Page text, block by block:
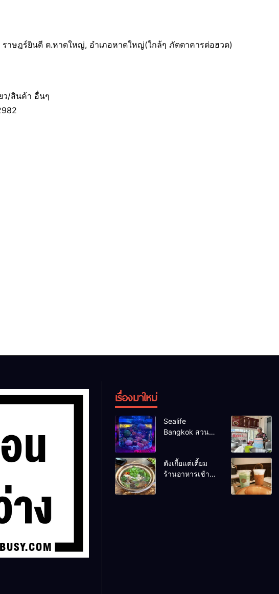
าษฎร์ยินดี ต.หาดใหญ่, อำเภอหาดใหญ่(ใกล้ๆ ภัตตาคารต่อฮวด)
ว/สินค้า อื่นๆ
เรื่องมาใหม่
Sealife
Bangkok สวน
ตังเกี้ยแต่เตี้ยม
ร้านอาหารเช้า